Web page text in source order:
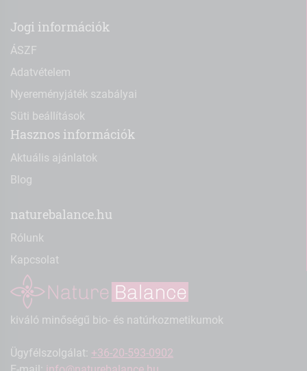
Jogi információk
ÁSZF
Adatvételem
Nyereményjáték szabályai
Süti beállítások
Hasznos információk
Aktuális ajánlatok
Blog
naturebalance.hu
Rólunk
Kapcsolat
kiváló minőségű bio- és natúrkozmetikumok
Ügyfélszolgálat: +36-20-593-0902